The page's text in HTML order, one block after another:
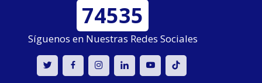
74535
Síguenos en Nuestras Redes Sociales